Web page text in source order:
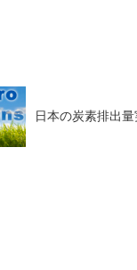
日本の炭素排出